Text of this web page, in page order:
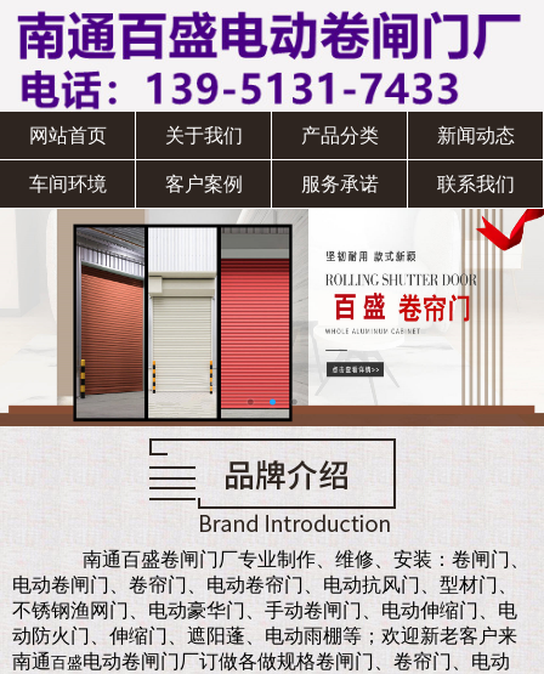
网站首页 关于我们 产品分类 新闻动态
车间环境 客户案例 服务承诺 联系我们
南通百盛卷闸门厂专业制作、维修、安装：卷闸门、
电动卷闸门、卷帘门、电动卷帘门、电动抗风门、型材门、
不锈钢渔网门、电动豪华门、手动卷闸门、电动伸缩门、电
动防火门、伸缩门、遮阳蓬、电动雨棚等；欢迎新老客户来
南通 百盛电动卷闸门厂订做各做规格卷闸门、卷帘门、电动